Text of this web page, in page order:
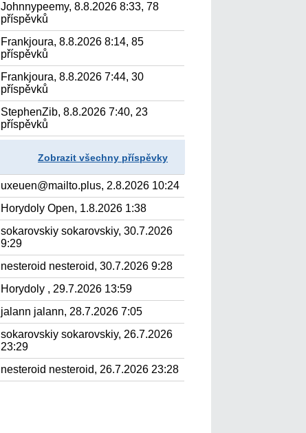
Johnnypeemy, 8.8.2026 8:33, 78
příspěvků
Frankjoura, 8.8.2026 8:14, 85
příspěvků
Frankjoura, 8.8.2026 7:44, 30
příspěvků
StephenZib, 8.8.2026 7:40, 23
příspěvků
Zobrazit všechny příspěvky
uxeuen@mailto.plus, 2.8.2026 10:24
Horydoly Open, 1.8.2026 1:38
sokarovskiy sokarovskiy, 30.7.2026
9:29
nesteroid nesteroid, 30.7.2026 9:28
Horydoly , 29.7.2026 13:59
jalann jalann, 28.7.2026 7:05
sokarovskiy sokarovskiy, 26.7.2026
23:29
nesteroid nesteroid, 26.7.2026 23:28